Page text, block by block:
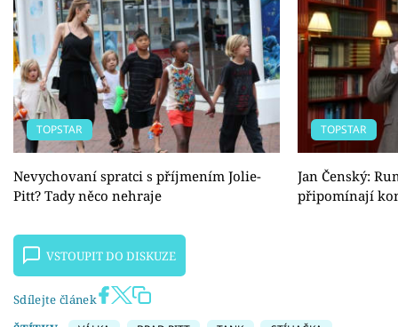
TOPSTAR
Nevychovaní spratci s příjmením Jolie-
Pitt? Tady něco nehraje
TOPSTAR
Jan Čenský:
připomínají
VSTOUPIT DO DISKUZE
Sdílejte článek